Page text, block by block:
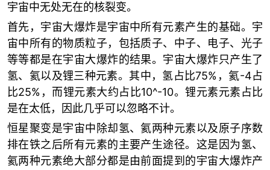
宇宙中无处无在的核裂变。
首先，宇宙大爆炸是宇宙中所有元素产生的基础。宇
宙中所有的物质粒子，包括质子、中子、电子、光子
等等都是在宇宙大爆炸的结果。宇宙大爆炸只产生了
氢、氦以及锂三种元素。其中，氢占比75%，氦-4占
比25%，而锂元素大约占比10^-10。锂元素元素占比
是在太低，因此几乎可以忽略不计。
恒星聚变是宇宙中除却氢、氦两种元素以及原子序数
排在铁之后所有元素的主要产生途径。这是因为氢、
氦两种元素绝大部分都是由前面提到的宇宙大爆炸产